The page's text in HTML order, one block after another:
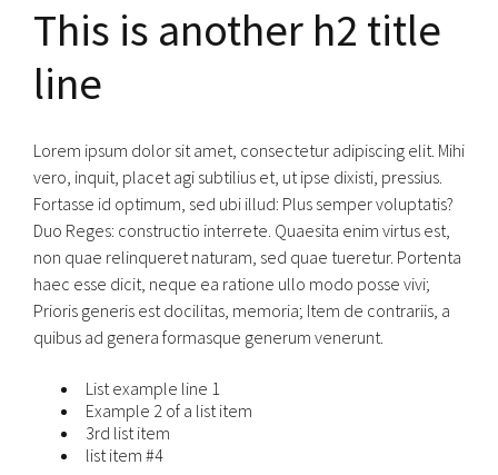
This is another h2 title
line
Lorem ipsum dolor sit amet, consectetur adipiscing elit. Mihi
vero, inquit, placet agi subtilius et, ut ipse dixisti, pressius.
Fortasse id optimum, sed ubi illud: Plus semper voluptatis?
Duo Reges: constructio interrete. Quaesita enim virtus est,
non quae relinqueret naturam, sed quae tueretur. Portenta
haec esse dicit, neque ea ratione ullo modo posse vivi;
Prioris generis est docilitas, memoria; Item de contrariis, a
quibus ad genera formasque generum venerunt.
List example line 1
Example 2 of a list item
3rd list item
list item #4